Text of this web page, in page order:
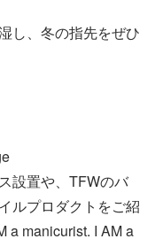
し、冬の指先をぜひ
設置や、TFWのバ
ルプロダクトをご紹
a manicurist. I AM a